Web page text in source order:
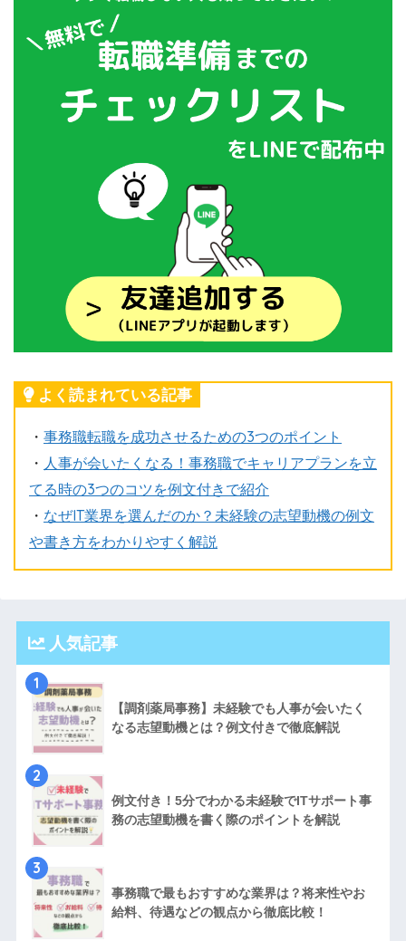
よく読まれている記事
・ 事務職転職を成功させるための3つのポイント
・ 人事が会いたくなる！事務職でキャリアプランを立
てる時の3つのコツを例文付きで紹介
・ なぜIT業界を選んだのか？未経験の志望動機の例文
や書き方をわかりやすく解説
人気記事
1
【調剤薬局事務】未経験でも人事が会いたく
なる志望動機とは？例文付きで徹底解説
2
例文付き！5分でわかる未経験でITサポート事
務の志望動機を書く際のポイントを解説
3
事務職で最もおすすめな業界は？将来性やお
給料、待遇などの観点から徹底比較！